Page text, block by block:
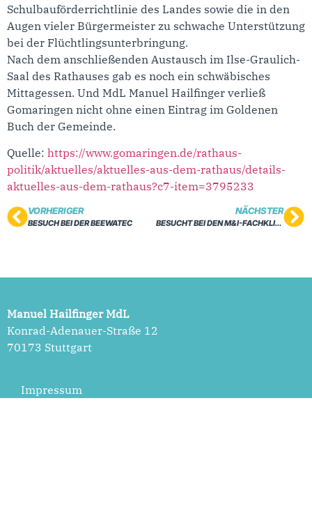
Schulbauförderrichtlinie des Landes sowie die in den
Augen vieler Bürgermeister zu schwache Unterstützung
bei der Flüchtlingsunterbringung.
Nach dem anschließenden Austausch im Ilse-Graulich-
Saal des Rathauses gab es noch ein schwäbisches
Mittagessen. Und MdL Manuel Hailfinger verließ
Gomaringen nicht ohne einen Eintrag im Goldenen
Buch der Gemeinde.
Quelle: https://www.gomaringen.de/rathaus-
politik/aktuelles/aktuelles-aus-dem-rathaus/details-
aktuelles-aus-dem-rathaus?c7-item=3795233
VORHERIGER
BESUCH BEI DER BEEWATEC
NÄCHSTER
BESUCHT BEI DEN M&I-FACHKLINIKEN HOHENURACH
Manuel Hailfinger MdL
Konrad-Adenauer-Straße 12
70173 Stuttgart
Impressum